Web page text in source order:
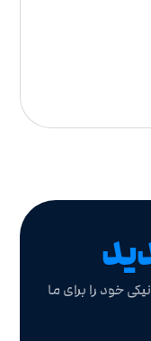
خود را برای ما